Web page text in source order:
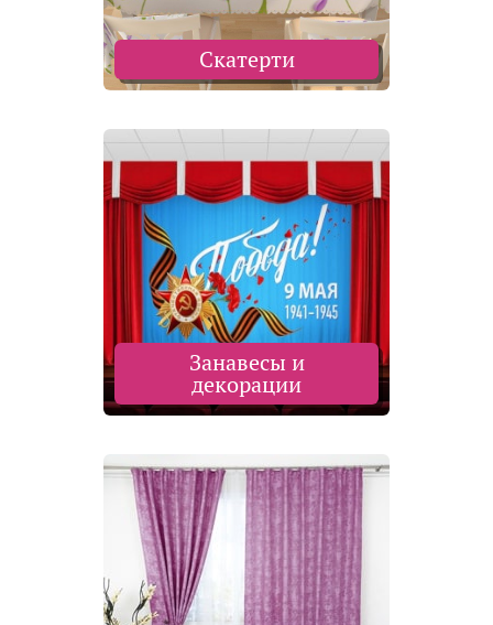
Скатерти
Занавесы и
декорации